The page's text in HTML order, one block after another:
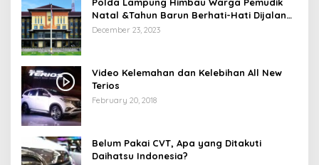
Natal &Tahun Barun Berhati-Hati Dijalan
Saat Melintas di -Titik Rawan Kecelakaan
December 23, 2023
Video Kelemahan dan Kelebihan All New
Terios
February 20, 2018
Belum Pakai CVT, Apa yang Ditakuti
Daihatsu Indonesia?